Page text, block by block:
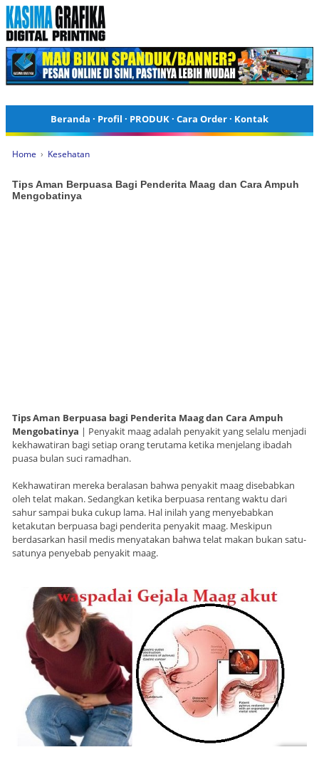
Beranda · Profil · PRODUK· Cara Order· Kontak
Home › Kesehatan
Tips Aman Berpuasa Bagi Penderita Maag dan Cara Ampuh
Mengobatinya
Tips Aman Berpuasa bagi Penderita Maag dan Cara Ampuh
Mengobatinya | Penyakit maag adalah penyakit yang selalu menjadi
kekhawatiran bagi setiap orang terutama ketika menjelang ibadah
puasa bulan suci ramadhan.
Kekhawatiran mereka beralasan bahwa penyakit maag disebabkan
oleh telat makan. Sedangkan ketika berpuasa rentang waktu dari
sahur sampai buka cukup lama. Hal inilah yang menyebabkan
ketakutan berpuasa bagi penderita penyakit maag. Meskipun
berdasarkan hasil medis menyatakan bahwa telat makan bukan satu-
satunya penyebab penyakit maag.